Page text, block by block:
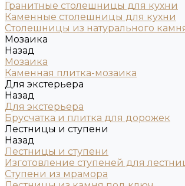
Гранитные столешницы для кухни
Каменные столешницы для кухни
Столешницы из натурального
Мозаика
Назад
Мозаика
Каменная плитка-мозаика
Для экстерьера
Назад
Для экстерьера
Брусчатка и плитка для дорожек
Лестницы и ступени
Назад
Лестницы и ступени
Изготовление ступеней для
Ступени из мрамора